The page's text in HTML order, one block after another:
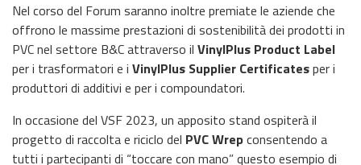
Nel corso del Forum saranno inoltre premiate le aziende che
offrono le massime prestazioni di sostenibilità dei prodotti in
PVC nel settore B&C attraverso il VinylPlus Product Label
per i trasformatori e i VinylPlus Supplier Certificatesper i
produttori di additivi e per i compoundatori.
In occasione del VSF 2023, un apposito stand ospiterà il
progetto di raccolta e riciclo del PVC Wrepconsentendo a
tutti i partecipanti di “toccare con mano” questo esempio di